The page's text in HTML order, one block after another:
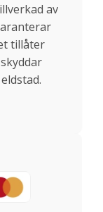
av
tillåter